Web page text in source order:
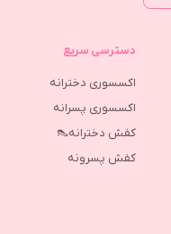
دسترسی سریع
اکسسوری دخترانه
اکسسوری پسرانه
کفش دخترانه👠
كفش پسرونه